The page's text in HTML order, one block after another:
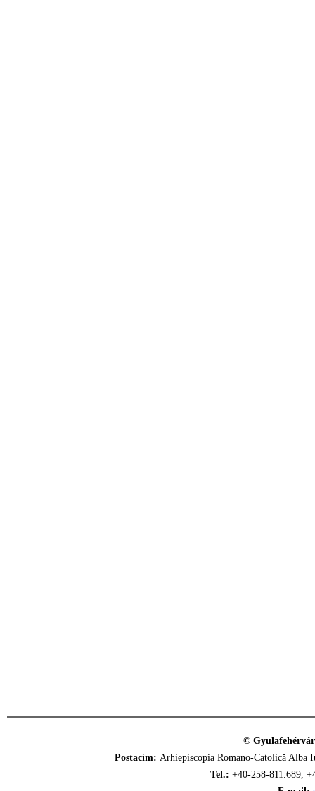
©
Postacím: Arhiepiscopia Romano-Catolică
Tel.: +40-258-811.689,